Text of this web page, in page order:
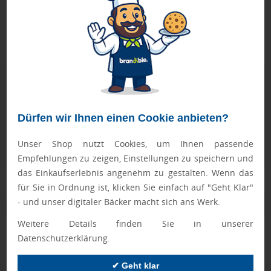
Dürfen wir Ihnen einen Cookie anbieten?
Unser Shop nutzt Cookies, um Ihnen passende
Empfehlungen zu zeigen, Einstellungen zu speichern und
das Einkaufserlebnis angenehm zu gestalten. Wenn das
für Sie in Ordnung ist, klicken Sie einfach auf "Geht Klar"
- und unser digitaler Bäcker macht sich ans Werk.
Weitere Details finden Sie in unserer
Datenschutzerklärung.
✔ Geht klar
FASTLANE-Artikel werden nach Druckfreigabe priorisiert
Bei Mengen ab 250 Stück bitte die Lieferzeit anfragen!
schaffen es in den Shop.
Mehr erfahren
Qualitätssicherung
Zusatzinformation
Artikelnummer: